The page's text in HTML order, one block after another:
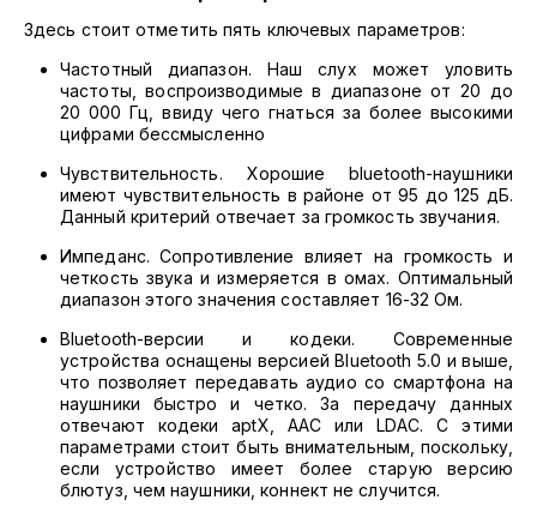
Здесь стоит отметить пять ключевых параметров:
Частотный диапазон. Наш слух может уловить
частоты, воспроизводимые в диапазоне от 20 до
20 000 Гц, ввиду чего гнаться за более высокими
цифрами бессмысленно
Чувствительность. Хорошие bluetooth-наушники
имеют чувствительность в районе от 95 до 125 дБ.
Данный критерий отвечает за громкость звучания.
Импеданс. Сопротивление влияет на громкость и
четкость звука и измеряется в омах. Оптимальный
диапазон этого значения составляет 16-32 Ом.
Bluetooth-версии и кодеки. Современные
устройства оснащены версией Bluetooth 5.0 и выше,
что позволяет передавать аудио со смартфона на
наушники быстро и четко. За передачу данных
отвечают кодеки aptX, AAC или LDAC. С этими
параметрами стоит быть внимательным, поскольку,
если устройство имеет более старую версию
блютуз, чем наушники, коннект не случится.